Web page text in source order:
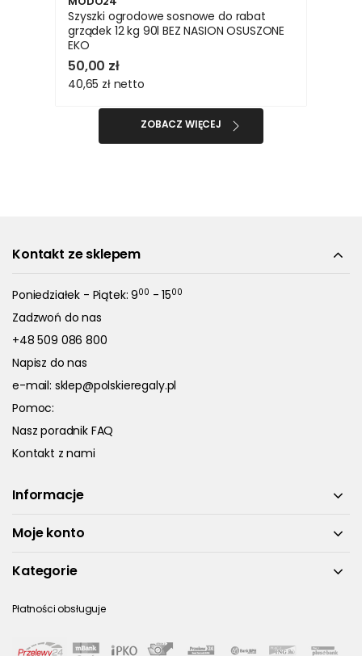
Szyszki ogrodowe sosnowe do rabat
grządek 12 kg 90l BEZ NASION OSUSZONE
EKO
50,00 zł
40,65 zł netto
ZOBACZ WIĘCEJ
Kontakt ze sklepem
Poniedziałek - Piątek: 900 - 1500
Zadzwoń do nas
+48 509 086 800
Napisz do nas
e-mail: sklep@polskieregaly.pl
Pomoc:
Nasz poradnik FAQ
Kontakt z nami
Informacje
Moje konto
Kategorie
Płatności obsługuje